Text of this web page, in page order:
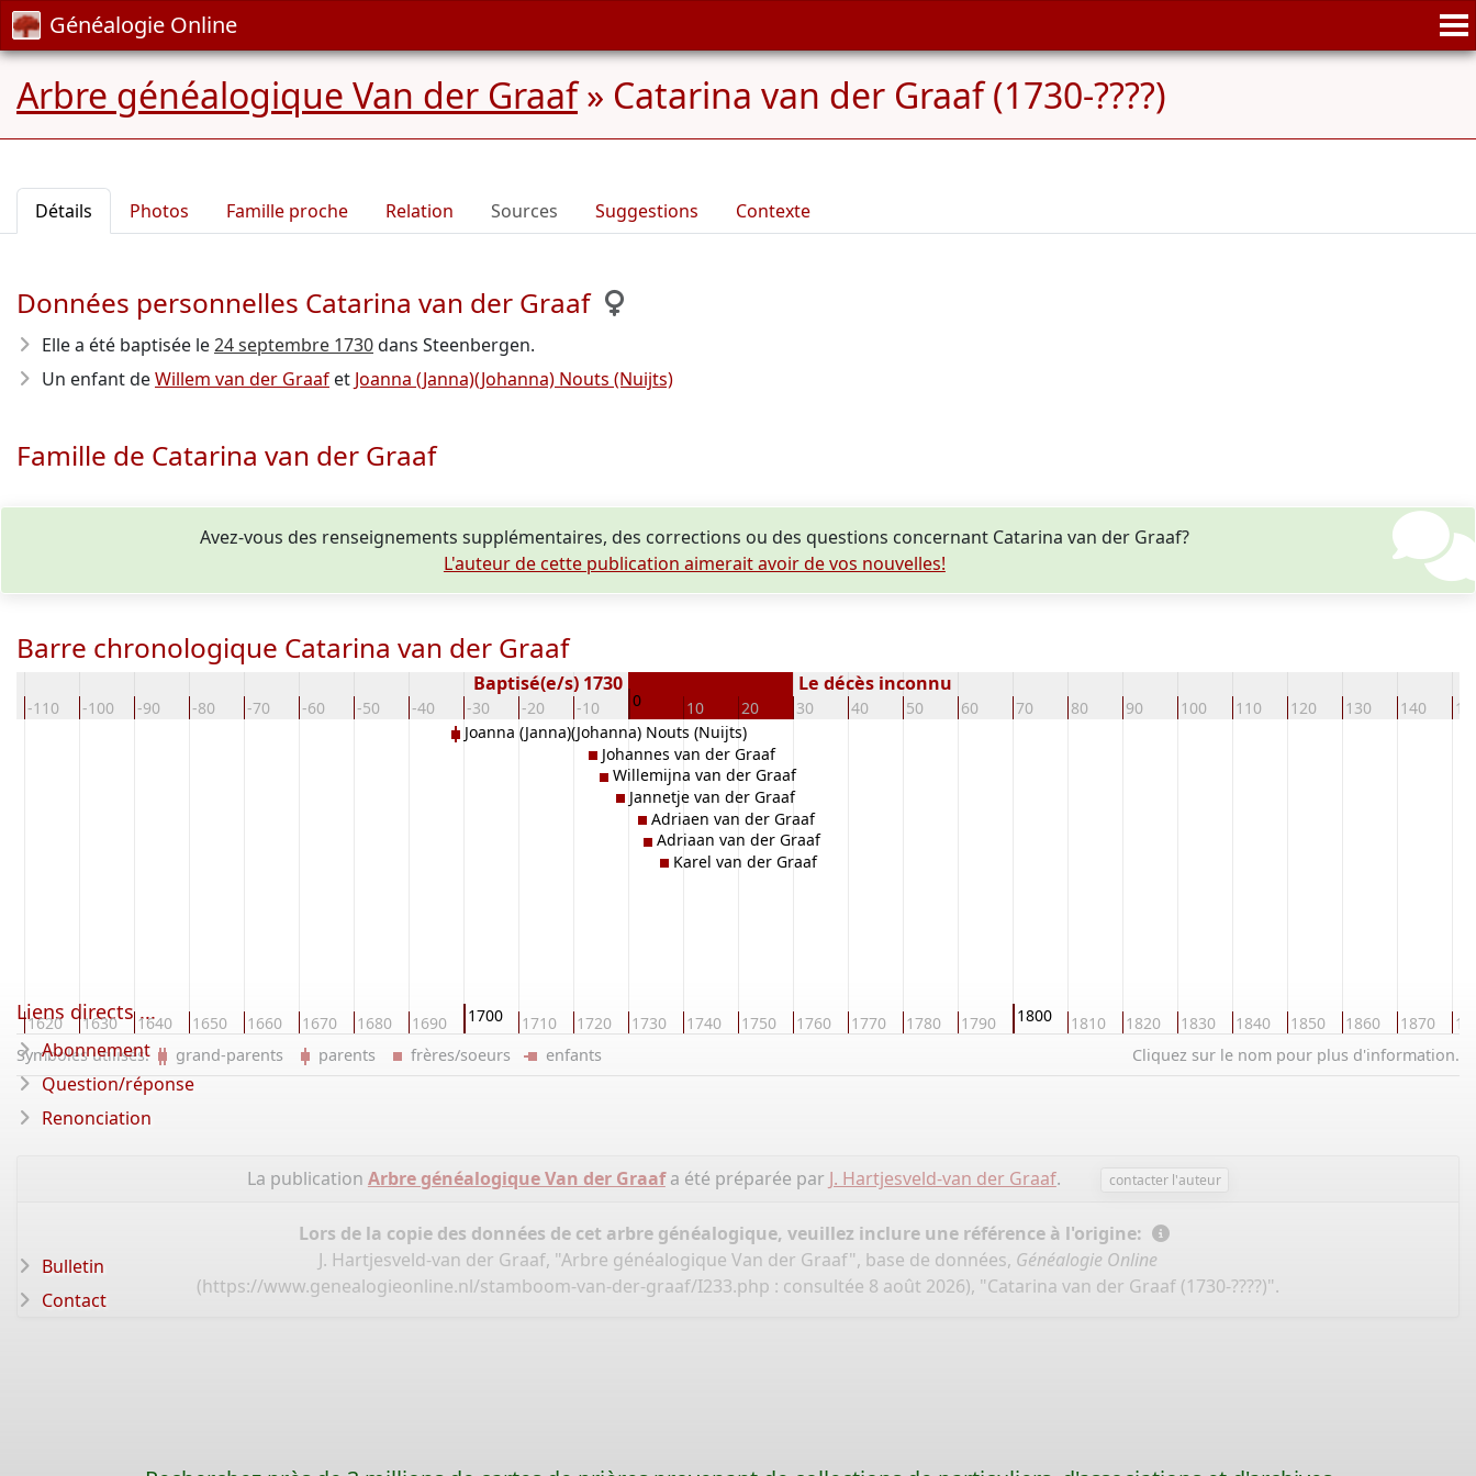
Généalogie Online
Arbre généalogique Van der Graaf» Catarina van der Graaf (1730-????)
Détails Photos Famille proche Relation Sources Suggestions Contexte
Données personnelles Catarina van der Graaf
Elle a été baptisée le24 septembre 1730dans Steenbergen.
Un enfant deWillem van der Graaf et Joanna (Janna)(Johanna) Nouts (Nuijts)
Famille de Catarina van der Graaf
Avez-vous des renseignements supplémentaires, des corrections ou des questions concernant Catarina van der Graaf?
L'auteur de cette publication aimerait avoir de vos nouvelles!
Barre chronologique Catarina van der Graaf
-110 -100 -90 -80 -70 -60 -50 -40 -30 -20 -10 0 10 20 30 40 50 60 70 80 90 100 110 120 130 140
Baptisé(e/s) 1730 Le décès inconnu
1620 1630 1640 1650 1660 1670 1680 1690 1700 1710 1720 1730 1740 1750 1760 1770 1780 1790 1800 1810 1820 1830 1840 1850 1860 1870
Joanna (Janna)(Johanna) Nouts (Nuijts)
Johannes van der Graaf
Willemijna van der Graaf
Jannetje van der Graaf
Adriaen van der Graaf
Adriaan van der Graaf
Karel van der Graaf
Cliquez sur le nom pour plus d'information.
Symboles utilisés: grand-parents parents frères/soeurs enfants
La publication Arbre généalogique Van der Graafa été préparée par J. Hartjesveld-van der Graaf. contacter l'auteur
Lors de la copie des données de cet arbre généalogique, veuillez inclure une référence à l'origine:
J. Hartjesveld-van der Graaf, "Arbre généalogique Van der Graaf", base de données, Généalogie Online
(https://www.genealogieonline.nl/stamboom-van-der-graaf/I233.php : consultée 8 août 2026), "Catarina van der Graaf (1730-????)".
Liens directs ...
Abonnement
Question/réponse
Renonciation
Bulletin
Contact